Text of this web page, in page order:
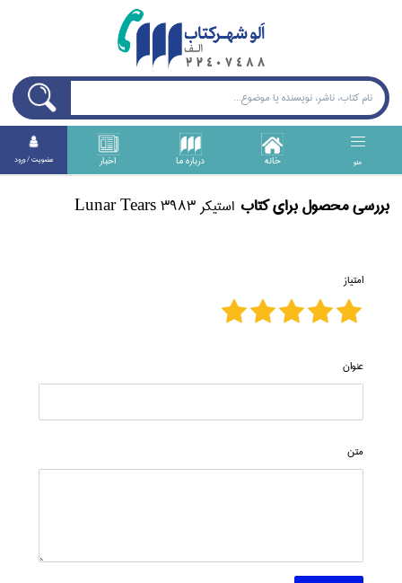
منو خانه درباره ما اخبار عضويت / ورود
بررسی محصول برای كتاب استيكر Lunar Tears 3983
امتیاز
عنوان
متن